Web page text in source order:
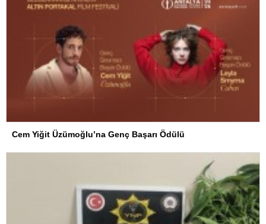
Cem Yiğit Üzümoğlu’na Genç Başarı Ödülü